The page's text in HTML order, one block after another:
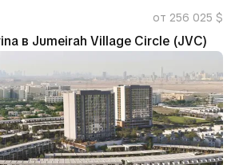
от 256 025 $
в Jumeirah Village Circle (JVC)